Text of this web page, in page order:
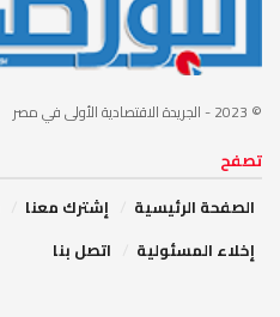
© 2023 - الجريدة الاقتصادية الأولى في مصر
تصفح
الصفحة الرئيسية
إشترك معنا
إخلاء المسئولية
اتصل بنا